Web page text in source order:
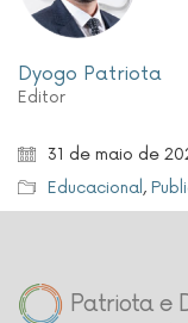
Dyogo Patriota
Editor
31 de maio de
Educacional ,
Patriota e